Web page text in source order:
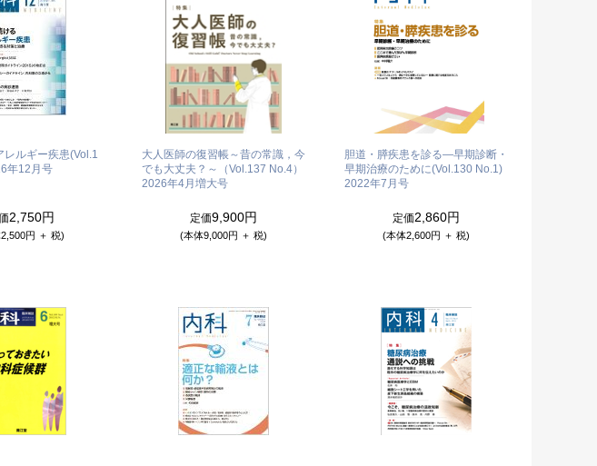
レルギー疾患(Vol.1
年12月号
2,750円
円 ＋ 税)
大人医師の復習帳～昔の常識，今
でも大丈夫？～（Vol.137 No.4）
2026年4月増大号
定価9,900円
(本体9,000円 ＋ 税)
胆道・膵疾患を診る―早期診断・
早期治療のために(Vol.130 No.1)
2022年7月号
定価2,860円
(本体2,600円 ＋ 税)